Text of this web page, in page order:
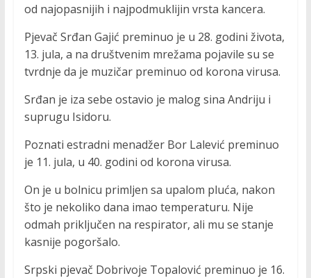
od najopasnijih i najpodmuklijin vrsta kancera.
Pjevač Srđan Gajić preminuo je u 28. godini života,
13. jula, a na društvenim mrežama pojavile su se
tvrdnje da je muzičar preminuo od korona virusa.
Srđan je iza sebe ostavio je malog sina Andriju i
suprugu Isidoru.
Poznati estradni menadžer Bor Lalević preminuo
je 11. jula, u 40. godini od korona virusa.
On je u bolnicu primljen sa upalom pluća, nakon
što je nekoliko dana imao temperaturu. Nije
odmah priključen na respirator, ali mu se stanje
kasnije pogoršalo.
Srpski pjevač Dobrivoje Topalović preminuo je 16.